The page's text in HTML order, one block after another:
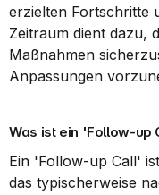
erzielten Fortschritte
Zeitraum dient dazu,
Maßnahmen
Anpassungen
Was ist ein 'Follow-up
Ein 'Follow-up Call'
das typischerweise